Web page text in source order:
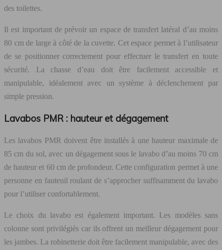
des toilettes.
Il est important de prévoir un espace de transfert latéral d’au moins
80 cm de large à côté de la cuvette. Cet espace permet à l’utilisateur
de se positionner correctement pour effectuer le transfert en toute
sécurité. La chasse d’eau doit être facilement accessible et
manipulable, idéalement avec un système à déclenchement par
simple pression.
Lavabos PMR : hauteur et dégagement
Les lavabos PMR doivent être installés à une hauteur maximale de
85 cm du sol, avec un dégagement sous le lavabo d’au moins 70 cm
de hauteur et 60 cm de profondeur. Cette configuration permet à une
personne en fauteuil roulant de s’approcher suffisamment du lavabo
pour l’utiliser confortablement.
Le choix du lavabo est également important. Les modèles sans
colonne sont privilégiés car ils offrent un meilleur dégagement pour
les jambes. La robinetterie doit être facilement manipulable, avec des